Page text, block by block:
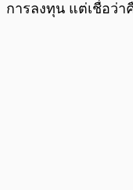
การลงทุน แต่เชื่อว่า